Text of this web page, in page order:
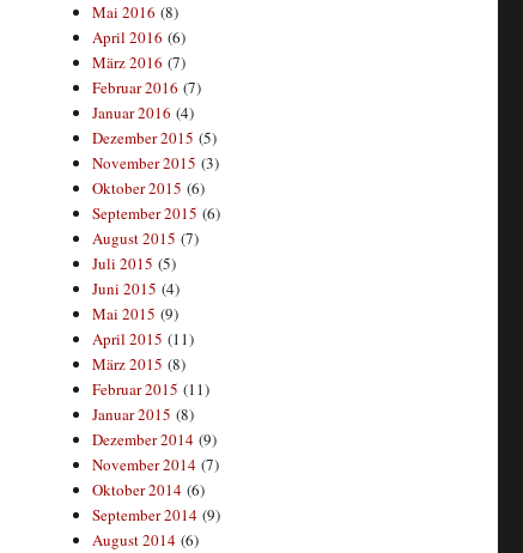
Mai 2016 (8)
April 2016 (6)
März 2016 (7)
Februar 2016 (7)
Januar 2016 (4)
Dezember 2015 (5)
November 2015 (3)
Oktober 2015 (6)
September 2015 (6)
August 2015 (7)
Juli 2015 (5)
Juni 2015 (4)
Mai 2015 (9)
April 2015 (11)
März 2015 (8)
Februar 2015 (11)
Januar 2015 (8)
Dezember 2014 (9)
November 2014 (7)
Oktober 2014 (6)
September 2014 (9)
August 2014 (6)